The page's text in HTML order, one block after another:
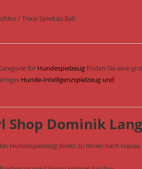
/ Trixie Spieltau Ball
für Hundespielzeugfinden Sie eine
Hunde-Intelligenzspielzeug und
Shop Dominik Lang
Hundespielzeug direkt zu Ihnen nach Hause.